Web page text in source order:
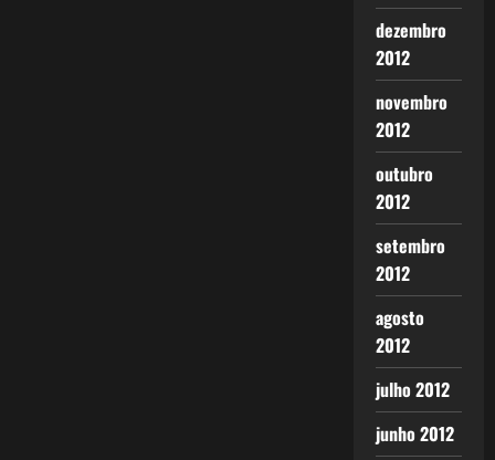
dezembro
2012
novembro
2012
outubro
2012
setembro
2012
agosto
2012
julho 2012
junho 2012